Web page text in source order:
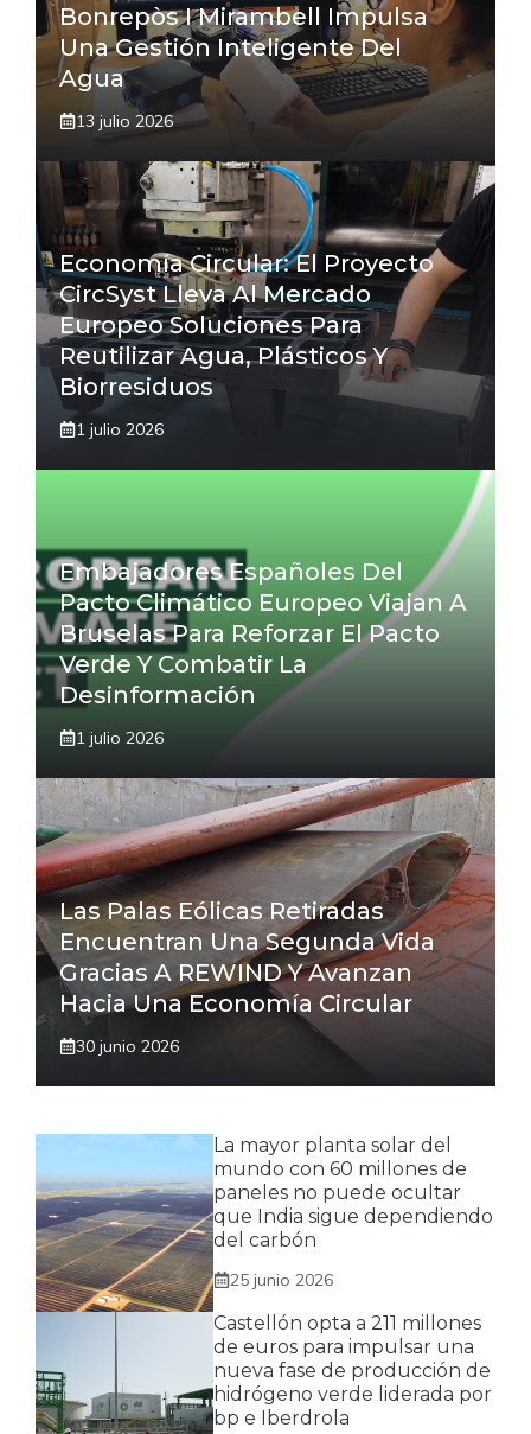
Bonrepòs I Mirambell Impulsa
Una Gestión Inteligente Del
Agua
13 julio 2026
Economía Circular: El Proyecto
CircSyst Lleva Al Mercado
Europeo Soluciones Para
Reutilizar Agua, Plásticos Y
Biorresiduos
1 julio 2026
Embajadores Españoles Del
Pacto Climático Europeo Viajan A
Bruselas Para Reforzar El Pacto
Verde Y Combatir La
Desinformación
1 julio 2026
Las Palas Eólicas Retiradas
Encuentran Una Segunda Vida
Gracias A REWIND Y Avanzan
Hacia Una Economía Circular
30 junio 2026
La mayor planta solar del
mundo con 60 millones de
paneles no puede ocultar
que India sigue dependiendo
del carbón
25 junio 2026
Castellón opta a 211 millones
de euros para impulsar una
nueva fase de producción de
hidrógeno verde liderada por
bp e Iberdrola